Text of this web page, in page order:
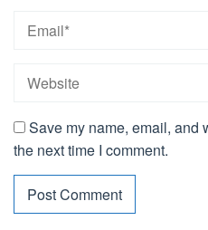
Save my name, email, and
the next time I comment.